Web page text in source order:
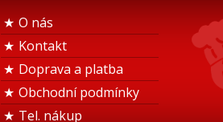
O nás
Kontakt
Doprava a platba
Obchodní podmínky
Tel. nákup